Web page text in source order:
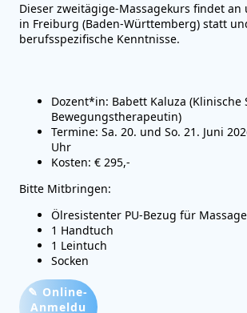
Dieser zweitägige-Massagekurs findet an
in Freiburg (Baden-Württemberg) statt
berufsspezifische Kenntnisse.
Dozent*in: Babett Kaluza (Klinische
Bewegungstherapeutin)
Termine: Sa. 20. und So. 21. Juni
Uhr
Kosten: € 295,-
Bitte Mitbringen:
Ölresistenter PU-Bezug für
1 Handtuch
1 Leintuch
Socken
✎ Online-
Anmeldu